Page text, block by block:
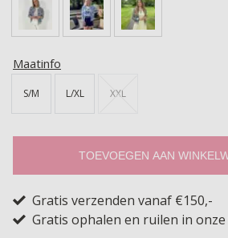
Maatinfo
S/M L/XL XXL
TOEVOEGEN AAN
Gratis verzenden vanaf €150,-
Gratis ophalen en ruilen in